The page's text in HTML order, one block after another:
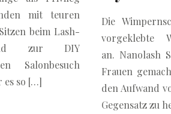
mit teuren
beim Lash-
zur DIY
Salonbesuch
es so […]
Die
vorgeklebte
an. Nanolash
Frauen
den Aufwand
Gegensatz zu